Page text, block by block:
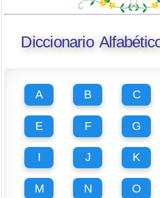
Diccionario
A B C
E F G
I J K
M N O